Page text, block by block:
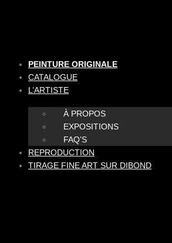
PEINTURE ORIGINALE
CATALOGUE
L’ARTISTE
À PROPOS
EXPOSITIONS
FAQ’S
REPRODUCTION
TIRAGE FINE ART SUR DIBOND